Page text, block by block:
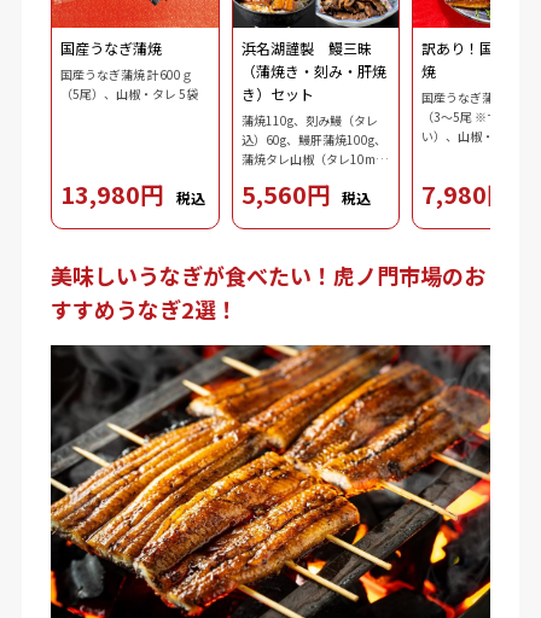
国産うなぎ蒲焼
国産うなぎ蒲焼 計600ｇ
（5尾）、山椒・タレ 5袋
13,980円 税込
浜名湖謹製 鰻三昧
（蒲焼き・刻み・肝焼
き）セット
蒲焼110g、刻み鰻（タレ
込）60g、鰻肝蒲焼100g、
蒲焼タレ山椒（タレ10ml
3.7g、ダシ10ml、わさび
5,560円 税込
訳あり！国産う
焼
国産うなぎ蒲焼 計
（3～5尾 ※サイズ不
い）、山椒・タレ 5袋
7,980円
美味しいうなぎが食べたい！虎ノ門市場のお
すすめうなぎ2選！